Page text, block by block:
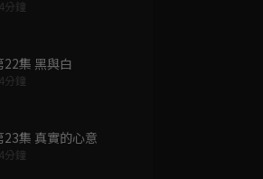
分鐘
22集 黑與白
分鐘
23集 真實的心意
分鐘